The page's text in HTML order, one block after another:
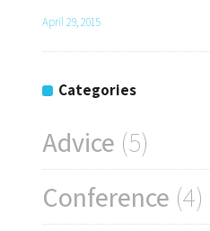
April 29, 2015
Categories
Advice (5)
Conference (4)